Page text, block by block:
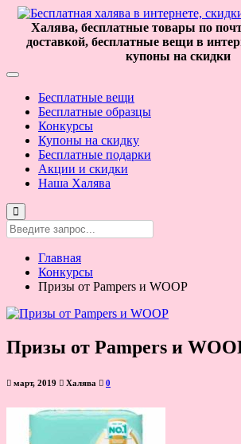
Халява, бесплатные товары по
доставкой, бесплатные вещи в
купоны на скидки
Бесплатные вещи
Бесплатные образцы
Конкурсы
Купоны на скидку
Бесплатные подарки
Акции и скидки
Наша Халява
Главная
Конкурсы
Призы от Pampers и WOOP
Призы от Pampers и
март, 2019 Халява 0